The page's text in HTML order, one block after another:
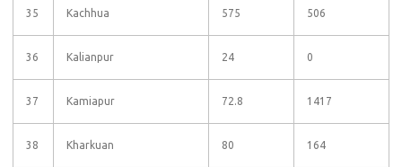
35 Kachhua 575 506
36 Kalianpur 24 0
37 Kamiapur 72.8 1417
38 Kharkuan 80 164